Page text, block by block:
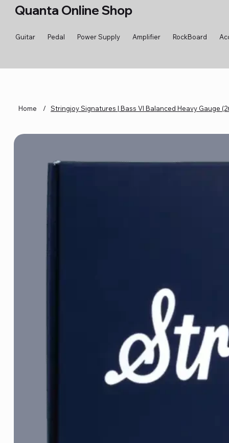
Quanta Online Shop
Guitar Pedal Power Supply Amplifier RockBoard
Home / Stringjoy Signatures | Bass VI Balanced Heavy Gauge